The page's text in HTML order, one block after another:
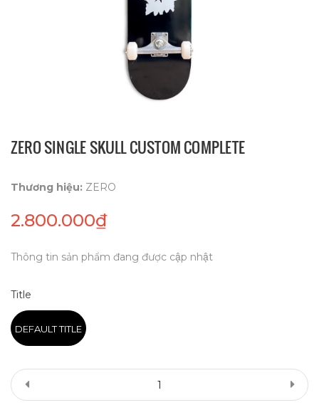
ZERO SINGLE SKULL CUSTOM COMPLETE
Thương hiệu: ZERO
2.800.000₫
Thông tin sản phẩm đang được cập nhật
Title
DEFAULT TITLE